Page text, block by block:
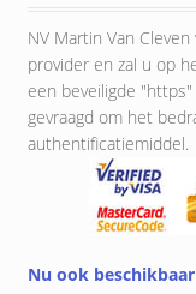
NV Martin Van
provider en zal u op
een beveiligde
gevraagd om het
authentificatiemiddel.
Nu ook beschikbaar